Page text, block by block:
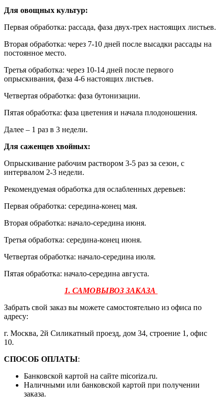
Для овощных культур:
Первая обработка: рассада, фаза двух-трех настоящих листьев.
Вторая обработка: через 7-10 дней после высадки рассады на
постоянное место.
Третья обработка: через 10-14 дней после первого
опрыскивания, фаза 4-6 настоящих листьев.
Четвертая обработка: фаза бутонизации.
Пятая обработка: фаза цветения и начала плодоношения.
Далее – 1 раз в 3 недели.
Для саженцев хвойных:
Опрыскивание рабочим раствором 3-5 раз за сезон, с
интервалом 2-3 недели.
Рекомендуемая обработка для ослабленных деревьев:
Первая обработка: середина-конец мая.
Вторая обработка: начало-середина июня.
Третья обработка: середина-конец июня.
Четвертая обработка: начало-середина июля.
Пятая обработка: начало-середина августа.
1. САМОВЫВОЗ ЗАКАЗА
Забрать свой заказ вы можете самостоятельно из офиса по
адресу:
г. Москва, 2й Силикатный проезд, дом 34, строение 1, офис
10.
СПОСОБ ОПЛАТЫ:
Банковской картой на сайте micoriza.ru.
Наличными или банковской картой при получении
заказа.